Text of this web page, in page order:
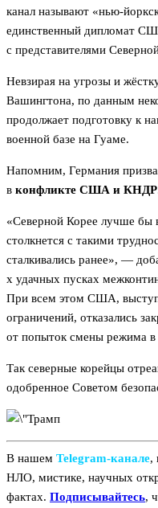
канал называют «нью-
единственный дипломат
с представителями
Невзирая на угрозы и
Вашингтона, по данным
продолжает подготовку к
военной базе на Гуаме.
Напомним, Германия
в конфликте США и КНДР
«Северной Корее лучше бы
столкнется с такими
сталкивались ранее», —
х удачных пусках
При всем этом США,
ограничений, отказались
от попыток смены режима
Так северные корейцы
одобренное Советом
В нашем Telegram‑канале,
НЛО, мистике, научных
фактах. Подписывайтесь,